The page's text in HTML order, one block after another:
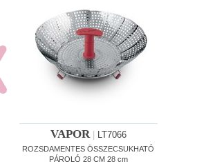
VAPOR| LT7066
ROZSDAMENTES ÖSSZECSUKHATÓ
PÁROLÓ 28 CM 28 cm